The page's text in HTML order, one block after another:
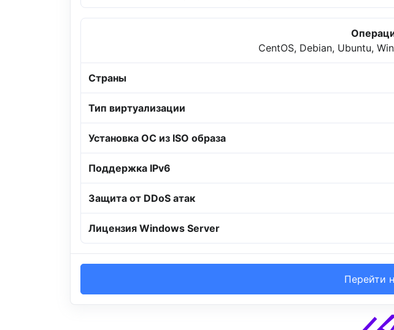
CentOS, Debian, Ubuntu,
Страны
Тип виртуализации
Установка ОС из ISO образа
Поддержка IPv6
Защита от DDoS атак
Лицензия Windows Server
Перейти